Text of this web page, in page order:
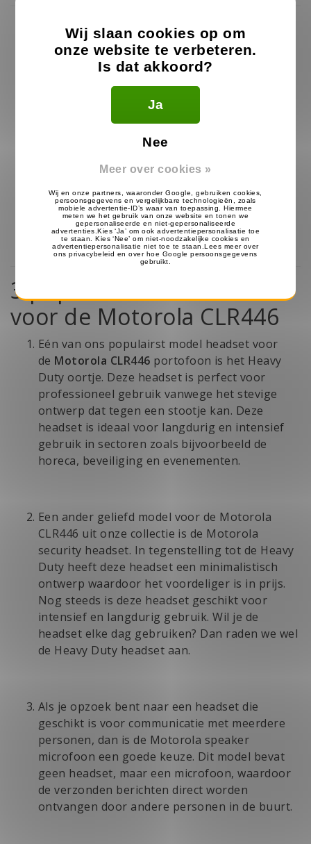
G-Shape Heavy Duty
€27.99
Op voorraad
D-Shape Heavy Duty
€27.99
Op voorraad
3 populairste headsets
voor de Motorola CLR446
Eén van ons populairst model headset voor
de Motorola CLR446 portofoon is het Heavy
Duty oortje. Deze headset is perfect voor
professioneel gebruik vanwege het stevige
ontwerp dat tegen een stootje kan. Deze
headset is ideaal voor langdurig en intensief
gebruik in sectoren zoals bijvoorbeeld de
horeca, beveiliging en evenementen.
Een ander geliefd model voor de Motorola
CLR446 uit onze collectie is de Motorola
security headset. In tegenstelling tot de Heavy
Duty heeftdeze headset een minimalistisch
ontwerp waardoor het voordeliger is in prijs.
Nog steeds is deze headset geschikt voor
intensief en langdurig gebruik. Wil je de
headset elke dag gebruiken? Dan raden we wel
de Heavy Duty headset aan.
Als je opzoek bent naar een headset die
geschikt is voor communicatie met meerdere
personen, dan is de Motorola speaker
microfoon een goede keuze. Dit model bevat
geen headset, maar een microfoon, waardoor
de verzonden berichten direct worden
ontvangen door andere personen in de buurt.
Wij slaan cookies op om
onze website te verbeteren.
Is dat akkoord?
Ja
Nee
Meer over cookies »